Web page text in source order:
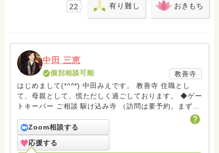
22 有り難し おきもち
中田 三恵
個別相談可能
教善寺
はじめまして(*^^*) 中田みえです。 教善寺 住職とし
て、母親として、慌ただしく過ごしております。 ◆ゲー
トキーパー ご相談 駆け込み寺 （訪問は要予約。まずは
ターミナルケア、看取り、グリーフケア、希死念慮、自
死、産前産後うつ、育児、DV、デートDV、トラウマ、
PTSD、傾聴トレーナー、手話、要約筆記、行政相談
Zoom相談する
応援する